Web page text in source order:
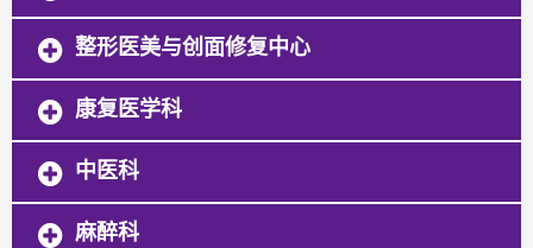
整形医美与创面修复中心
康复医学科
中医科
麻醉科